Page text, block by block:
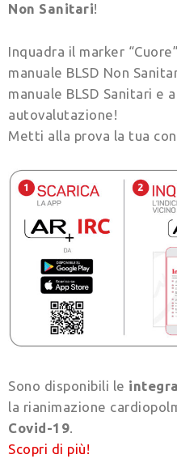
Non Sanitari!
Inquadra il marker
manuale BLSD Non
manuale BLSD Sanitari e
autovalutazione!
Metti alla prova la tua
Sono disponibili le
la rianimazione
Covid-19.
Scopri di più!